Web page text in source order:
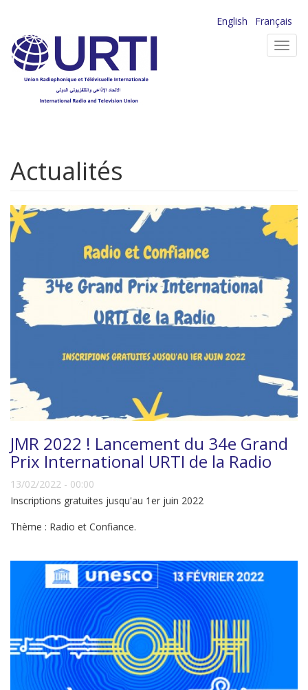
contenu
principal
English
Français
Actualités
JMR 2022 ! Lancement du 34e Grand
Prix International URTI de la Radio
13/02/2022 - 00:00
Inscriptions gratuites jusqu'au 1er juin 2022
Thème : Radio et Confiance.